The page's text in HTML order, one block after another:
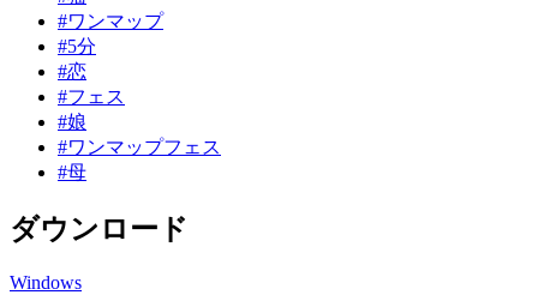
#ワンマップ
#5分
#恋
#フェス
#娘
#ワンマップフェス
#母
ダウンロード
Windows